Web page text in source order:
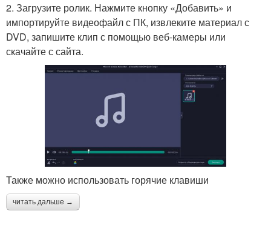
2. Загрузите ролик. Нажмите кнопку «Добавить» и
импортируйте видеофайл с ПК, извлеките материал с
DVD, запишите клип с помощью веб-камеры или
скачайте с сайта.
Также можно использовать горячие клавиши
читать дальше →